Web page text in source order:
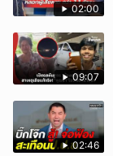
02:00
09:07
02:46